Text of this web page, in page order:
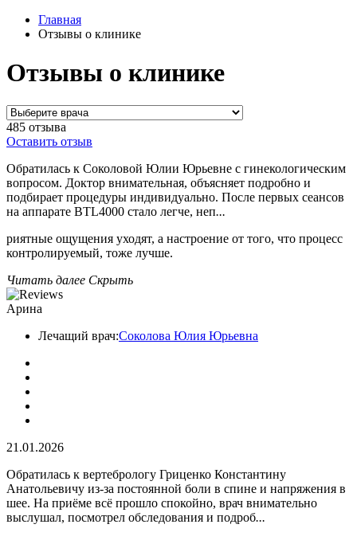
Главная
Отзывы о клинике
Отзывы о клинике
485 отзыва
Оставить отзыв
Обратилась к Соколовой Юлии Юрьевне с гинекологическим
вопросом. Доктор внимательная, объясняет подробно и
подбирает процедуры индивидуально. После первых сеансов
на аппарате BTL4000 стало легче, неп...
риятные ощущения уходят, а настроение от того, что процесс
контролируемый, тоже лучше.
Читать далее Скрыть
Арина
Лечащий врач:Соколова Юлия Юрьевна
21.01.2026
Обратилась к вертебрологу Гриценко Константину
Анатольевичу из-за постоянной боли в спине и напряжения в
шее. На приёме всё прошло спокойно, врач внимательно
выслушал, посмотрел обследования и подроб...